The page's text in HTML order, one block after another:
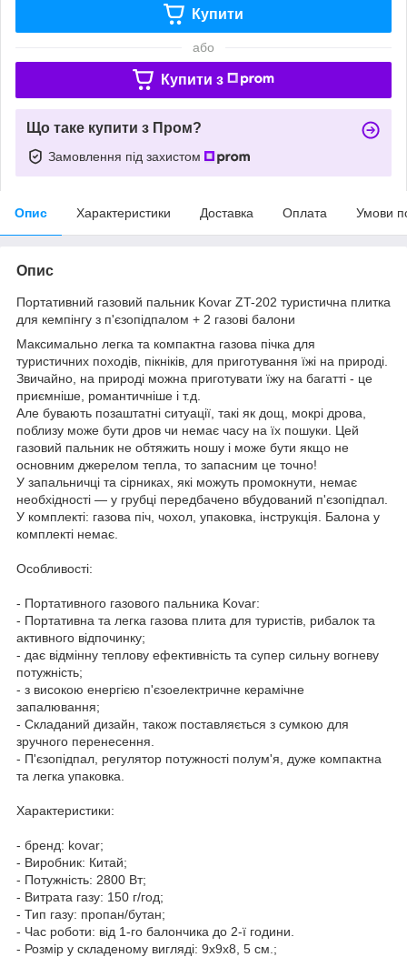
Купити
або
Купити з
Що таке купити з Пром?
Замовлення під захистом
Опис Характеристики Доставка Оплата Умови
Опис
Портативний газовий пальник Kovar ZT-202 туристична плитка
для кемпінгу з п'єзопідпалом + 2 газові балони
Максимально легка та компактна газова пічка для
туристичних походів, пікніків, для приготування їжі на природі.
Звичайно, на природі можна приготувати їжу на багатті - це
приємніше, романтичніше і т.д.
Але бувають позаштатні ситуації, такі як дощ, мокрі дрова,
поблизу може бути дров чи немає часу на їх пошуки. Цей
газовий пальник не обтяжить ношу і може бути якщо не
основним джерелом тепла, то запасним це точно!
У запальничці та сірниках, які можуть промокнути, немає
необхідності ― у грубці передбачено вбудований п'єзопідпал.
У комплекті: газова піч, чохол, упаковка, інструкція. Балона у
комплекті немає.
Особливості:
- Портативного газового пальника Kovar:
- Портативна та легка газова плита для туристів, рибалок та
активного відпочинку;
- дає відмінну теплову ефективність та супер сильну вогневу
потужність;
- з високою енергією п'єзоелектричне керамічне
запалювання;
- Складаний дизайн, також поставляється з сумкою для
зручного перенесення.
- П'єзопідпал, регулятор потужності полум'я, дуже компактна
та легка упаковка.
Характеристики:
- бренд: kovar;
- Виробник: Китай;
- Потужність: 2800 Вт;
- Витрата газу: 150 г/год;
- Тип газу: пропан/бутан;
- Час роботи: від 1-го балончика до 2-ї години.
- Розмір у складеному вигляді: 9х9х8, 5 см.;